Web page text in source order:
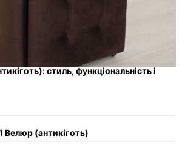
стиль, функціональність і
Велюр (антикіготь)